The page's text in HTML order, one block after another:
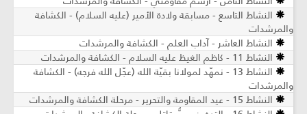
النشاط التاسع - مسابقة ولادة الأمير (عليه السلام) - الكشافة
والمرشدات
النشاط العاشر - آداب العلم - الكشافة والمرشدات
النشاط 11 - كاظم الغيظ عليه السلام - الكشافة والمرشدات
النشاط 13 - نمهّد لمولانا بقيّة الله (عجّل الله فرجه) - الكشافة
والمرشدات
النشاط 15 - عيد المقاومة والتحرير - مرحلة الكشافة والمرشدات